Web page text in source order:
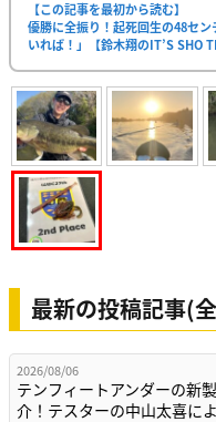
【この記事を最初から読む】
優勝に全振り！起死回生の48セ
いれば！」【鈴木翔のIT’S SHO
最新の投稿記事(
2026/08/06
テンフィートアンダーの新
介！テスターの中山太喜に